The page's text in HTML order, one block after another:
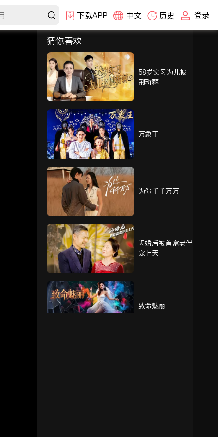
下载APP 中文 历史 登录
选集
1-30
31-60 61-89
61 62 63
64 65 66
67 68 69
70 71 72
73 74 75
76 77 78
79 80
82 83 84
猜你喜欢
58岁实习为儿披
荆斩棘
万象王
为你千千万万
闪婚后被首富老伴
宠上天
致命魅丽